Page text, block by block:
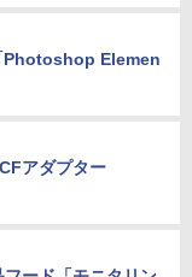
Photoshop Elemen
アダプター